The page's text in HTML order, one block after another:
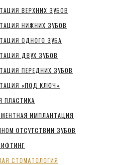
ВЕРХНИХ ЗУБОВ
НИЖНИХ ЗУБОВ
ОДНОГО ЗУБА
ДВУХ ЗУБОВ
ПЕРЕДНИХ ЗУБОВ
«ПОД КЛЮЧ»
ПЛАСТИКА
ИМПЛАНТАЦИЯ
ОТСУТСТВИИ ЗУБОВ
СТОМАТОЛОГИЯ